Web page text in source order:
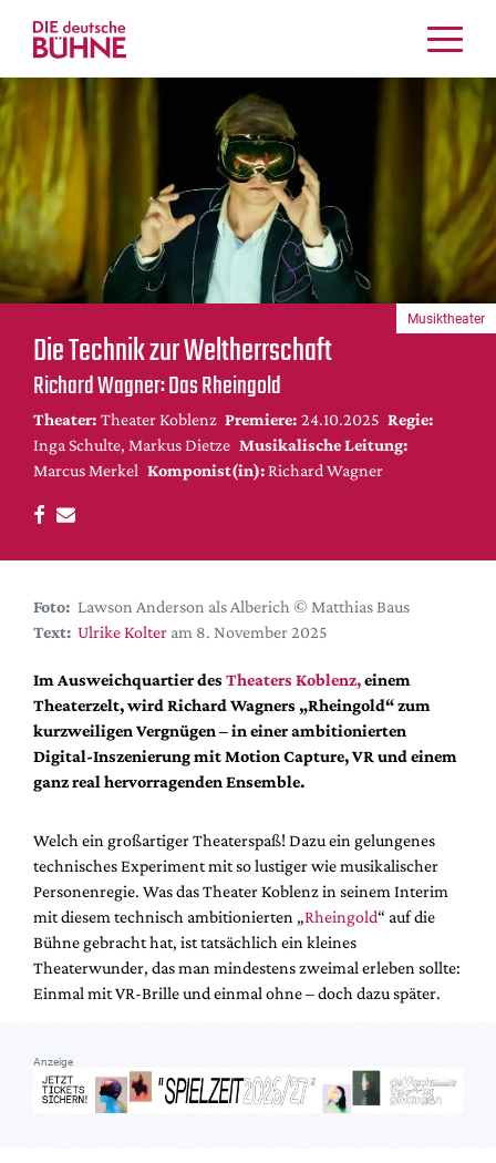
Kritiken
Schauspiel
Musiktheater
Tanz
Crossover
Bühnenwelt
Festivals & Veranstaltungen
Menschen & Theater
Themen
Internationales
Nachrufe
Medientipps
DdB-map
Kalender
Festival-Planer
Alle Hefte
Leseproben
Podcast
Shop / Abo
Newsletter
Redaktion
Autor:innen
Partner
Mediadaten
Suche
Die Technik zur Weltherrschaft
Richard Wagner: Das Rheingold
Theater: Theater Koblenz Premiere: 24.10.2025 Regie:
Inga Schulte, Markus Dietze Musikalische Leitung:
Marcus Merkel Komponist(in): Richard Wagner
Musiktheater
Foto: Lawson Anderson als Alberich © Matthias Baus
Text: Ulrike Kolter am 8. November 2025
Im Ausweichquartier des Theaters Koblenz,einem
Theaterzelt, wird Richard Wagners „Rheingold“ zum
kurzweiligen Vergnügen – in einer ambitionierten
Digital-Inszenierung mit Motion Capture, VR und einem
ganz real hervorragenden Ensemble.
Welch ein großartiger Theaterspaß! Dazu ein gelungenes
technisches Experiment mit so lustiger wie musikalischer
Personenregie. Was das Theater Koblenz in seinem Interim
mit diesem technisch ambitionierten „Rheingold“ auf die
Bühne gebracht hat, ist tatsächlich ein kleines
Theaterwunder, das man mindestens zweimal erleben sollte:
Einmal mit VR-Brille und einmal ohne – doch dazu später.
Anzeige